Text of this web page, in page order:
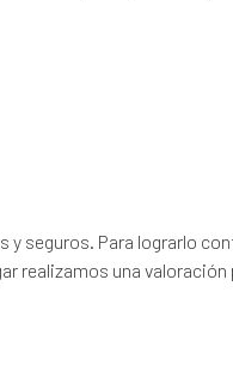
y seguros. Para lograrlo
realizamos una valoración